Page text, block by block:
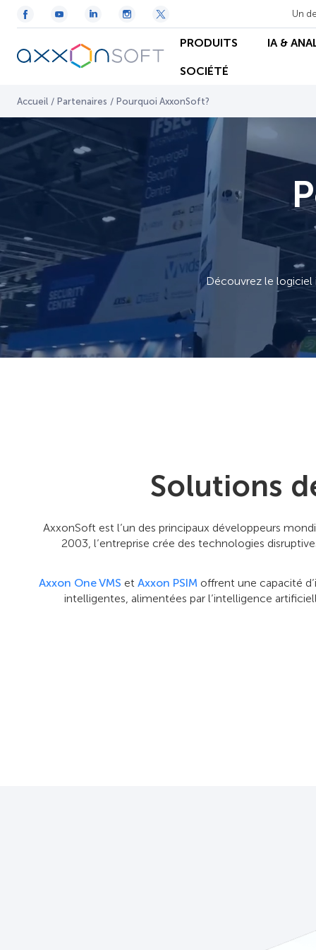
Un
PRODUITS IA &
SOCIÉTÉ
Accueil / Partenaires / Pourquoi AxxonSoft?
Découvrez le logiciel
Solutions
AxxonSoft est l’un des principaux développeurs
2003, l’entreprise crée des technologies
Axxon One VMS et Axxon PSIM offrent une capacité
intelligentes, alimentées par l’intelligence